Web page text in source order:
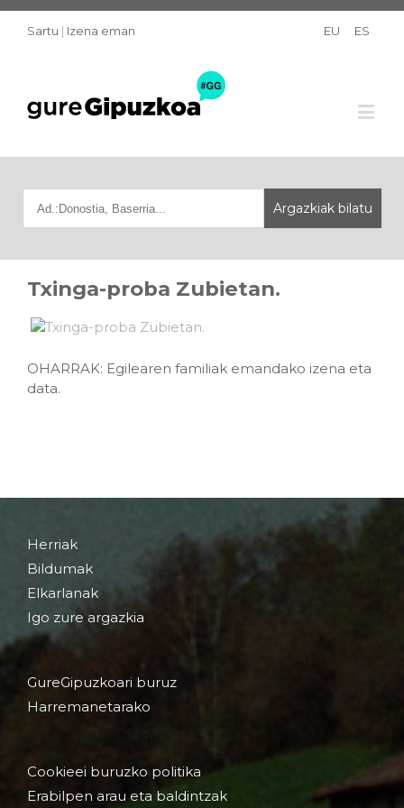
Sartu | Izena eman EU ES
Txinga-proba Zubietan.
OHARRAK: Egilearen familiak emandako izena eta
data.
Herriak
Bildumak
Elkarlanak
Igo zure argazkia
GureGipuzkoari buruz
Harremanetarako
Cookieei buruzko politika
Erabilpen arau eta baldintzak